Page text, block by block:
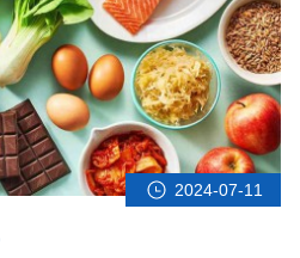
2024-07-11